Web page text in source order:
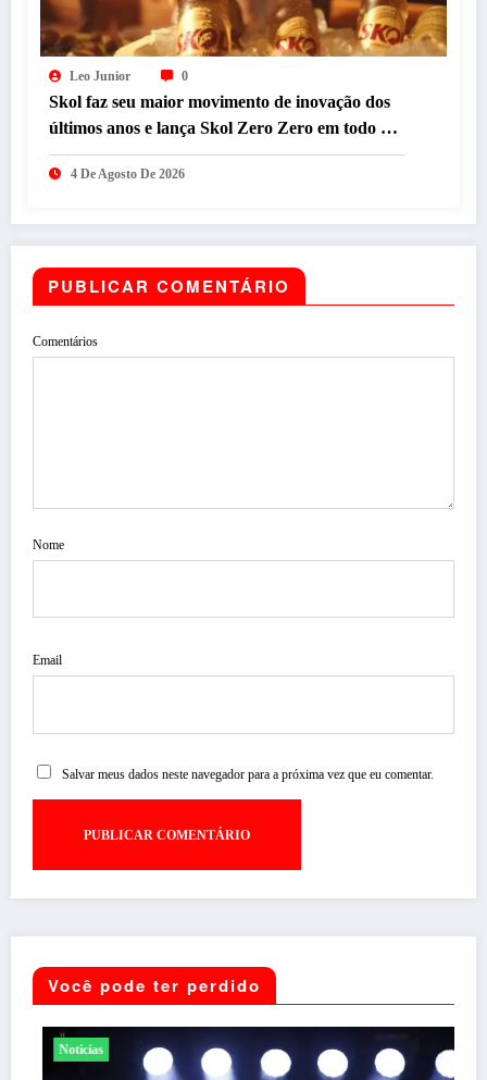
Leo Junior 0
Skol faz seu maior movimento de inovação dos
últimos anos e lança Skol Zero Zero em todo o
país com resgate de campanha icônica
4 De Agosto De 2026
PUBLICAR COMENTÁRIO
Comentários
Nome
Email
Salvar meus dados neste navegador para a próxima vez que eu comentar.
Você pode ter perdido
Noticias